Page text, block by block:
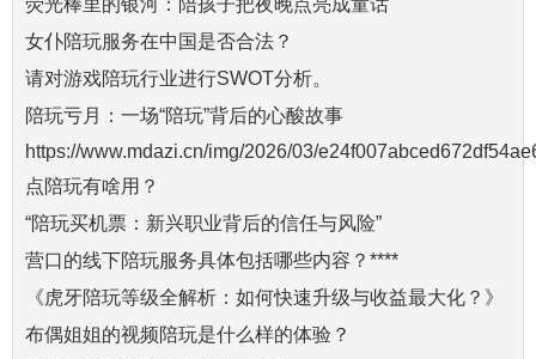
女仆陪玩服务在中国是否合法？
请对游戏陪玩行业进行SWOT分析。
陪玩亏月：一场“陪玩”背后的心酸故事
https://www.mdazi.cn/img/2026/03/
点陪玩有啥用？
“陪玩买机票：新兴职业背后的信任与风险”
营口的线下陪玩服务具体包括哪些内容？****
《虎牙陪玩等级全解析：如何快速升级与收益最大化？》
布偶姐姐的视频陪玩是什么样的体验？